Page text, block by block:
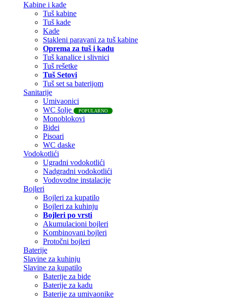
Kabine i kade
Tuš kabine
Tuš kade
Kade
Stakleni paravani za tuš kabine
Oprema za tuš i kadu
Tuš kanalice i slivnici
Tuš rešetke
Tuš Setovi
Tuš set sa baterijom
Sanitarije
Umivaonici
WC šolje
POPULARNO
Monoblokovi
Bidei
Pisoari
WC daske
Vodokotlići
Ugradni vodokotlići
Nadgradni vodokotlići
Vodovodne instalacije
Bojleri
Bojleri za kupatilo
Bojleri za kuhinju
Bojleri po vrsti
Akumulacioni bojleri
Kombinovani bojleri
Protočni bojleri
Baterije
Slavine za kuhinju
Slavine za kupatilo
Baterije za bide
Baterije za kadu
Baterije za umivaonike